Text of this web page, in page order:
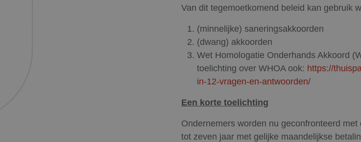
Van dit tegemoetkomend beleid kan gebruik
(minnelijke) saneringsakkoorden
(dwang) akkoorden
Wet Homologatie Onderhands Akkoord
toelichting over WHOA ook: https://
in-12-vragen-en-antwoorden/
Een korte toelichting
Ondernemers worden nu geconfronteerd
tot zeven jaar met gelijke maandelijkse